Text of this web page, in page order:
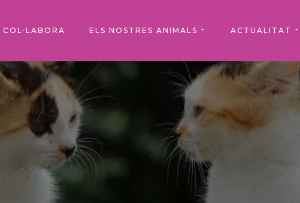
COL·LABORA ELS NOSTRES ANIMALS ACTUALITAT